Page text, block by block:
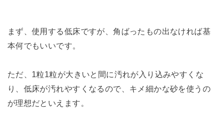
まず、使用する低床ですが、角ばったもの出なければ基
本何でもいいです。
ただ、1粒1粒が大きいと間に汚れが入り込みやすくな
り、低床が汚れやすくなるので、キメ細かな砂を使うの
が理想だといえます。